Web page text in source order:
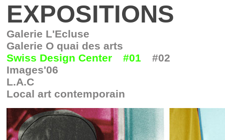
EXPOSITIONS
Galerie L'Ecluse
Galerie O quai des arts
Swiss Design Center
#01
#02
Images'06
L.A.C
Local art contemporain